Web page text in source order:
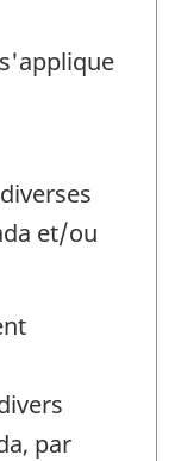
et/ou
par